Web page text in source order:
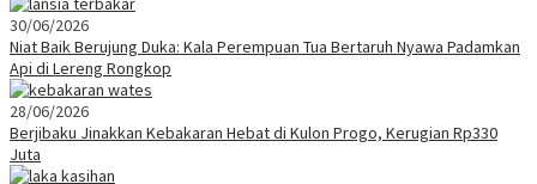
30/06/2026
Niat Baik Berujung Duka: Kala Perempuan Tua Bertaruh Nyawa Padamkan
Api di Lereng Rongkop
28/06/2026
Berjibaku Jinakkan Kebakaran Hebat di Kulon Progo, Kerugian Rp330
Juta